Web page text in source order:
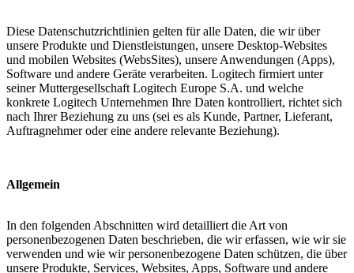
Diese Datenschutzrichtlinien gelten für alle Daten, die wir über
unsere Produkte und Dienstleistungen, unsere Desktop-Websites
und mobilen Websites (WebsSites), unsere Anwendungen (Apps),
Software und andere Geräte verarbeiten. Logitech firmiert unter
seiner Muttergesellschaft Logitech Europe S.A. und welche
konkrete Logitech Unternehmen Ihre Daten kontrolliert, richtet sich
nach Ihrer Beziehung zu uns (sei es als Kunde, Partner, Lieferant,
Auftragnehmer oder eine andere relevante Beziehung).
Allgemein
In den folgenden Abschnitten wird detailliert die Art von
personenbezogenen Daten beschrieben, die wir erfassen, wie wir sie
verwenden und wie wir personenbezogene Daten schützen, die über
unsere Produkte, Services, Websites, Apps, Software und andere